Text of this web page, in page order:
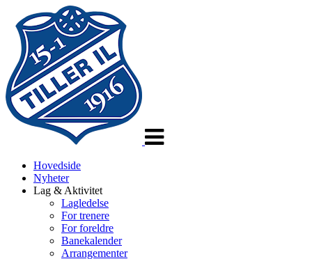
Hovedside
Nyheter
Lag & Aktivitet
Lagledelse
For trenere
For foreldre
Banekalender
Arrangementer